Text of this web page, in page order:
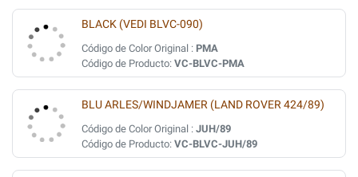
BLACK (VEDI BLVC-090)
Código de Color Original : PMA
Código de Producto: VC-BLVC-PMA
BLU ARLES/WINDJAMER (LAND ROVER 424/89)
Código de Color Original : JUH/89
Código de Producto: VC-BLVC-JUH/89